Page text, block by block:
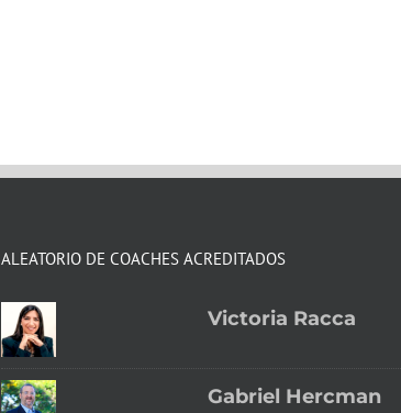
ALEATORIO DE COACHES ACREDITADOS
Victoria Racca
Gabriel Hercman